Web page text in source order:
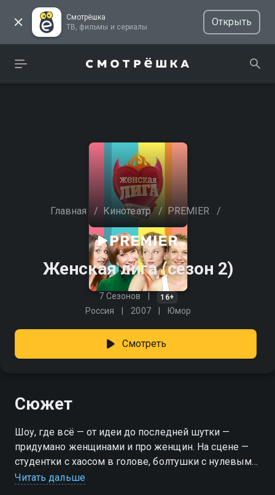
Смотрёшка
ТВ, фильмы и сериалы
Открыть
Главная / Кинотеатр / PREMIER /
Женская лига (сезон 2)
7 Сезонов 16+
Россия 2007 Юмор
Смотреть
Сюжет
Шоу, где всё — от идеи до последней шутки —
придумано женщинами и про женщин. На сцене —
студентки с хаосом в голове, болтушки с нулевым
фильтром, хозяйки, владеющие утюгом и
Читать дальше